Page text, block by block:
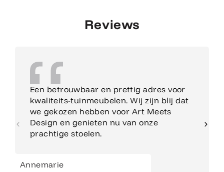
Reviews
Een betrouwbaar en prettig adres voor
kwaliteits-tuinmeubelen. Wij zijn blij dat
we gekozen hebben voor Art Meets
Design en genieten nu van onze
prachtige stoelen.
Annemarie